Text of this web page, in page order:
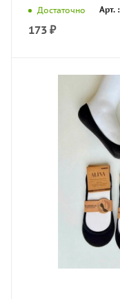
Достаточно Арт.
173 ₽